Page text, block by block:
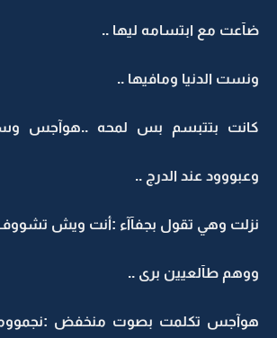
ضآعت مع ابتسامه ليها ..
ونست الدنيا ومافيها ..
كانت بتتبسم بس لمحه ..هوآجس
وعبووود عند الدرج ..
نزلت وهي تقول بجفآآء :أنت ويش
ووهم طآلعيين برى ..
هوآجس تكلمت بصوت منخفض